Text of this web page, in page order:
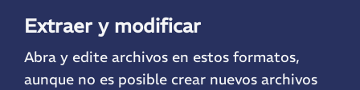
Extraer y modificar
Abra y edite archivos en estos formatos,
aunque no es posible crear nuevos archivos